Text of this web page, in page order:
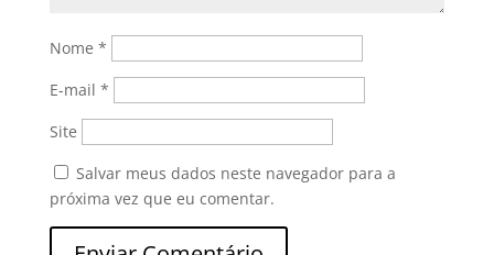
Nome *
E-mail *
Site
Salvar meus dados neste navegador para a
próxima vez que eu comentar.